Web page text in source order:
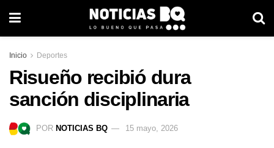
Inicio Deportes
Risueño recibió dura
sanción disciplinaria
POR NOTICIAS BQ 15 mayo, 2026